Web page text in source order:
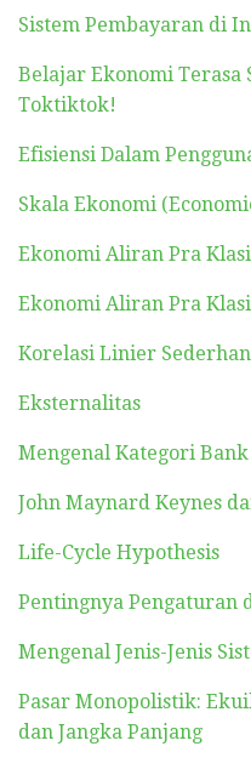
Sistem Pembayaran di
Belajar Ekonomi Terasa
Toktiktok!
Efisiensi Dalam
Skala Ekonomi
Ekonomi Aliran Pra
Ekonomi Aliran Pra
Korelasi Linier
Eksternalitas
Mengenal Kategori Bank
John Maynard Keynes
Life-Cycle Hypothesis
Pentingnya Pengaturan
Mengenal Jenis-Jenis
Pasar Monopolistik:
dan Jangka Panjang